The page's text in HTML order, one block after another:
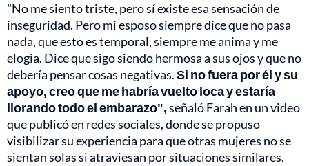
"No me siento triste, pero sí existe esa sensación de
inseguridad. Pero mi esposo siempre dice que no pasa
nada, que esto es temporal, siempre me anima y me
elogia. Dice que sigo siendo hermosa a sus ojos y que no
debería pensar cosas negativas.Si no fuera por él y su
apoyo, creo que me habría vuelto loca y estaría
llorando todo el embarazo",señaló Farah en un video
que publicó en redes sociales, donde se propuso
visibilizar su experiencia para que otras mujeres no se
sientan solas si atraviesan por situaciones similares.